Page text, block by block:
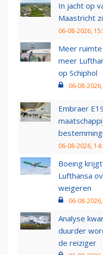
In jacht op
Maastricht
06-08-2026,
Meer
meer
op Schiphol
06-08-
Embraer
06-08-2026,
Boeing
Lufthansa
weigeren
06-08-
Analyse
duurder
de reiziger